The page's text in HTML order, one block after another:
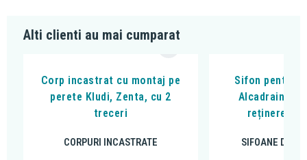
Alti clienti au mai cumparat
Corp incastrat cu montaj pe
perete Kludi, Zenta, cu 2
treceri
CORPURI INCASTRATE
Sifon pentru
Alcadrain, cu
reținere a
SIFOANE DE